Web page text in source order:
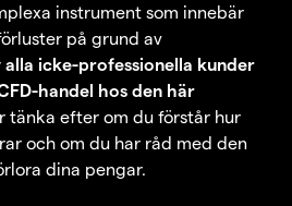
instrument som innebär
på grund av
alla icke-professionella kunder
handel hos den här
tänka efter om du förstår hur
och om du har råd med den
dina pengar.